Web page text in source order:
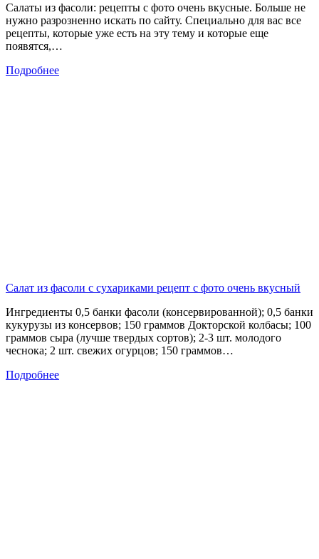
Салаты из фасоли: рецепты с фото очень вкусные. Больше не
нужно разрозненно искать по сайту. Специально для вас все
рецепты, которые уже есть на эту тему и которые еще
появятся,…
Подробнее
Салат из фасоли с сухариками рецепт с фото очень вкусный
Ингредиенты 0,5 банки фасоли (консервированной); 0,5 банки
кукурузы из консервов; 150 граммов Докторской колбасы; 100
граммов сыра (лучше твердых сортов); 2-3 шт. молодого
чеснока; 2 шт. свежих огурцов; 150 граммов…
Подробнее